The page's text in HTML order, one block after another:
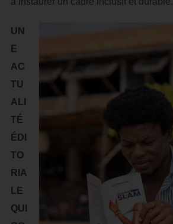
UN
E
AC
TU
ALI
TÉ
ÉDI
TO
RIA
LE
QUI